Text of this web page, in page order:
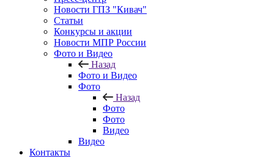
Новости ГПЗ "Кивач"
Статьи
Конкурсы и акции
Новости МПР России
Фото и Видео
Назад
Фото и Видео
Фото
Назад
Фото
Фото
Видео
Видео
Контакты